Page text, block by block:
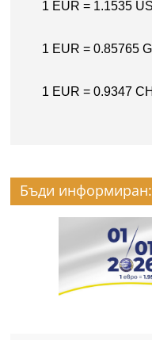
Бъди информиран: